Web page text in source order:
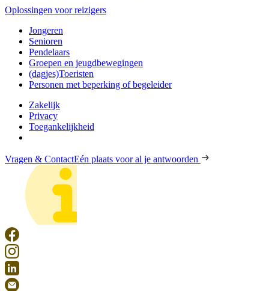
Oplossingen voor reizigers
Jongeren
Senioren
Pendelaars
Groepen en jeugdbewegingen
(dagjes)Toeristen
Personen met beperking of begeleider
Zakelijk
Privacy
Toegankelijkheid
Vragen & ContactEén plaats voor al je antwoorden